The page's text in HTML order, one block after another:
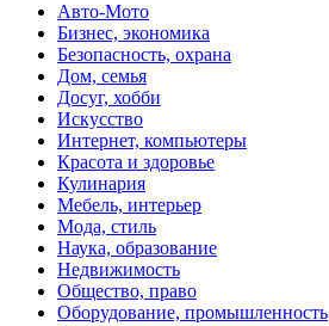
Авто-Мото
Бизнес, экономика
Безопасность, охрана
Дом, семья
Досуг, хобби
Искусство
Интернет, компьютеры
Красота и здоровье
Кулинария
Мебель, интерьер
Мода, стиль
Наука, образование
Недвижимость
Общество, право
Оборудование, промышленность